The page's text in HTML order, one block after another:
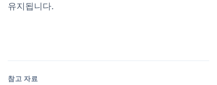
유지됩니다.
참고 자료